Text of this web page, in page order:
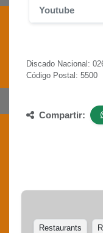
Youtube
Discado Nacional:
Código Postal: 5500
Compartir:
Restaurants